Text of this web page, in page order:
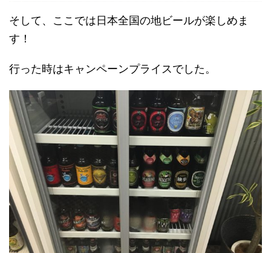
そして、ここでは日本全国の地ビールが楽しめま
す！
行った時はキャンペーンプライスでした。